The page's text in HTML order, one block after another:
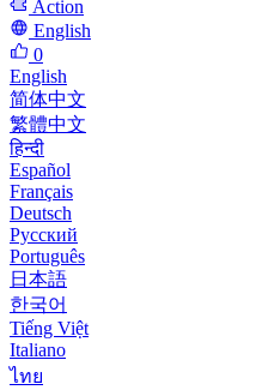
Action
English
0
English
简体中文
繁體中文
हिन्दी
Español
Français
Deutsch
Русский
Português
日本語
한국어
Tiếng Việt
Italiano
ไทย